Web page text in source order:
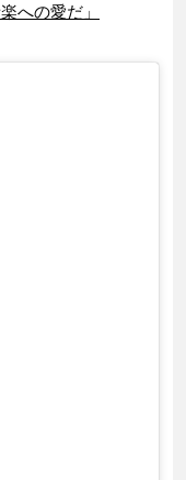
への愛だ」